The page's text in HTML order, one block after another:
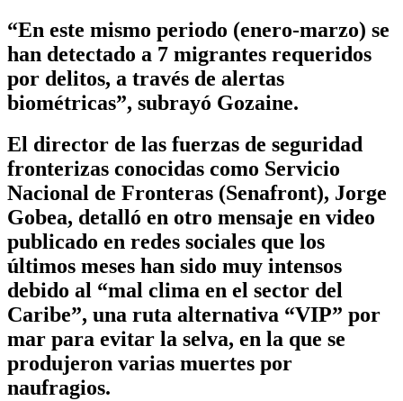
“En este mismo periodo (enero-marzo) se
han detectado a 7 migrantes requeridos
por delitos, a través de alertas
biométricas”, subrayó Gozaine.
El director de las fuerzas de seguridad
fronterizas conocidas como Servicio
Nacional de Fronteras (Senafront), Jorge
Gobea, detalló en otro mensaje en video
publicado en redes sociales que los
últimos meses han sido muy intensos
debido al “mal clima en el sector del
Caribe”, una ruta alternativa “VIP” por
mar para evitar la selva, en la que se
produjeron varias muertes por
naufragios.